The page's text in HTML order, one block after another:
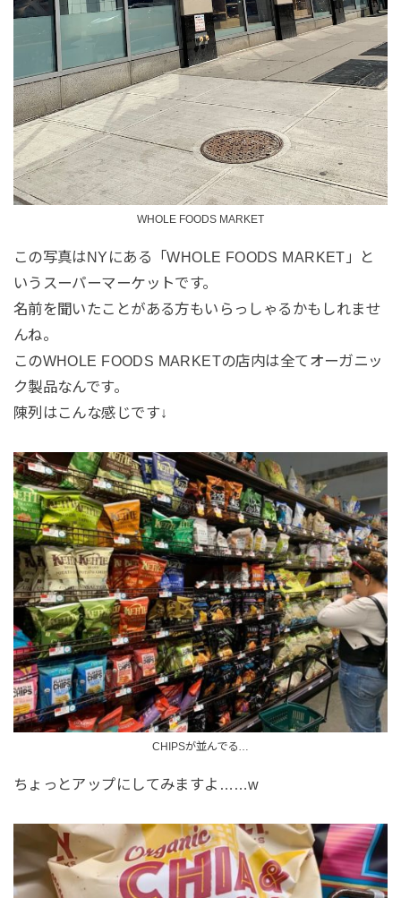
WHOLE FOODS MARKET
この写真はNYにある「WHOLE FOODS MARKET」と
いうスーパーマーケットです。
名前を聞いたことがある方もいらっしゃるかもしれませ
んね。
このWHOLE FOODS MARKETの店内は全てオーガニッ
ク製品なんです。
陳列はこんな感じです↓
CHIPSが並んでる…
ちょっとアップにしてみますよ……w